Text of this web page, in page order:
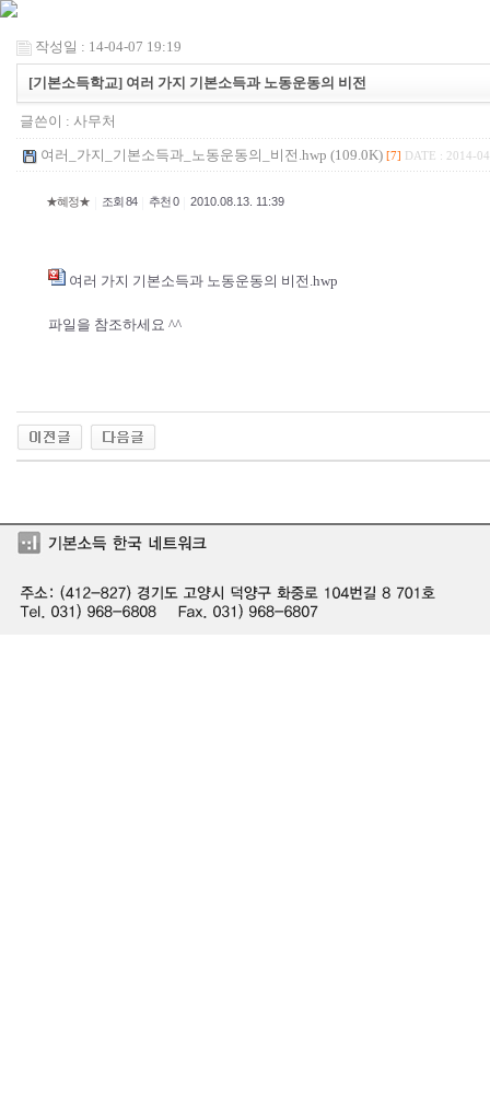
작성일 : 14-04-07 19:19
[기본소득학교] 여러 가지 기본소득과 노동운동의 비전
글쓴이 : 사무처
여러_가지_기본소득과_노동운동의_비전.hwp (109.0K) [7] DATE : 2014-
★혜정★ 조회 84 추천 0 2010.08.13. 11:39
여러 가지 기본소득과 노동운동의 비전.hwp
파일을 참조하세요 ^^